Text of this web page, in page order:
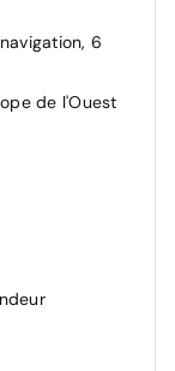
6
de l'Ouest